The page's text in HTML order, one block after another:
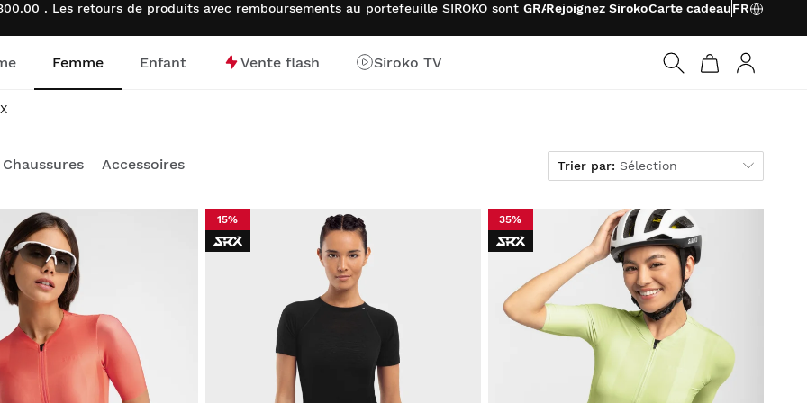
. Les retours de produits avec remboursements au portefeuille SIROKO sont GRATUITS
Rejoignez SirokoCarte cadeauFR
Femme Enfant Vente flash
Siroko TV
Chaussures Accessoires Trier par
Trier par: Sélection
15% 35%